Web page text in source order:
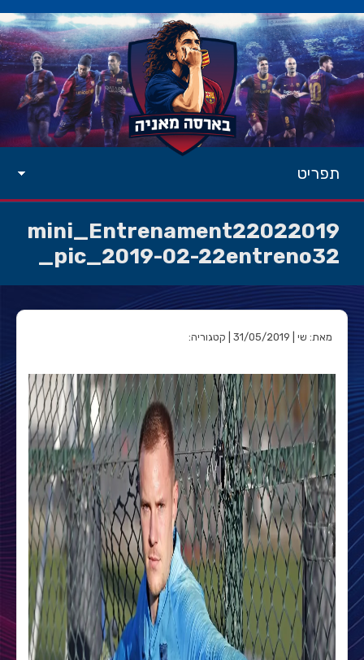
תפריט
mini_Entrenament22022019
_pic_2019-02-22entreno32
מאת: שי | 31/05/2019 | קטגוריה: